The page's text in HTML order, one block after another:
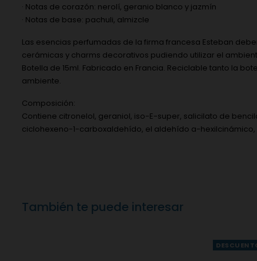
· Notas de corazón: nerolí, geranio blanco y jazmín
· Notas de base: pachuli, almizcle
Las esencias perfumadas de la firma francesa Esteban
cerámicas y charms decorativos pudiendo utilizar el
Botella de 15ml. Fabricado en Francia. Reciclable tanto la
ambiente.
Composición:
Contiene citronelol, geraniol, iso-E-super, salicilato de
ciclohexeno-1-carboxaldehído, el aldehído a-hexilcinámico,
También te puede interesar